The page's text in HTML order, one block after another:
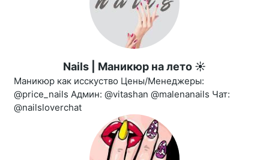
Nails | Маникюр на лето ☀️
Маникюр как исскуство Цены/Менеджеры:
@price_nails Админ: @vitashan @malenanails Чат:
@nailsloverchat